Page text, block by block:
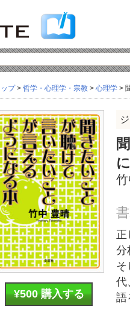
ップ> 哲学・心理学・宗教 > 心理学 >
¥500 購入する
正
分
そ
代
語